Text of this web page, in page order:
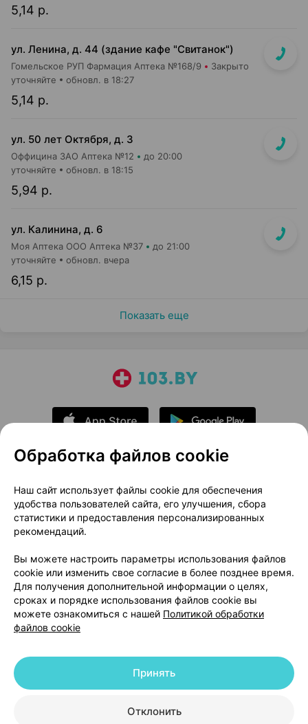
5,14 р.
ул. Ленина, д. 44 (здание кафе "Свитанок")
Гомельское РУП Фармация Аптека №168/9 Закрыто
5,14 р.
уточняйте обновл. в 18:27
ул. 50 лет Октября, д. 3
Оффицина ЗАО Аптека №12 до 20:00
5,94 р.
уточняйте обновл. в 18:15
ул. Калинина, д. 6
Моя Аптека ООО Аптека №37 до 21:00
6,15 р.
уточняйте обновл. вчера
Показать еще
О проекте
Новости проекта
Размещение рекламы
Медицинский маркетинг
Публичный договор
Доставка
Способы оплаты
Вакансии
Партнеры
Написать руководителю 103.by
Написать в поддержку
Персональные настройки Cookie
© 2026 ООО «Артокс Лаб», УНП 191700409 | 220012, Республика Беларусь,
+375 291212755
Обработка файлов cookie
Наш сайт использует файлы cookie для обеспечения
удобства пользователей сайта, его улучшения, сбора
статистики и предоставления персонализированных
рекомендаций.
Вы можете настроить параметры использования файлов
cookie или изменить свое согласие в более позднее время.
Для получения дополнительной информации о целях,
сроках и порядке использования файлов cookie вы
можете ознакомиться с нашей Политикой обработки
файлов cookie
Отклонить
Принять